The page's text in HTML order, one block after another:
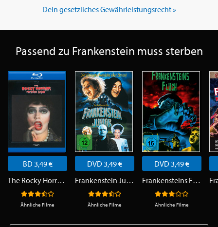
Dein gesetzliches Gewährleistungsrecht »
Passend zu Frankenstein muss sterben
BD 3,49 €
The Rocky Horror Picture Show
Ähnliche Filme
DVD 3,49 €
Frankenstein Junior
Ähnliche Filme
DVD 3,49 €
Frankensteins Fluch
Ähnliche Filme